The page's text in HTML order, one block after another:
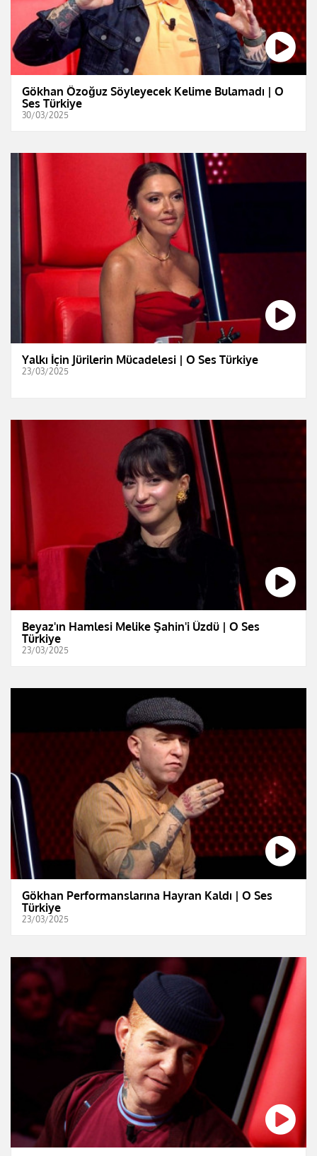
Gökhan Özoğuz Söyleyecek Kelime Bulamadı | O
Ses Türkiye
30/03/2025
Yalkı İçin Jürilerin Mücadelesi | O Ses Türkiye
23/03/2025
Beyaz'ın Hamlesi Melike Şahin'i Üzdü | O Ses
Türkiye
23/03/2025
Gökhan Performanslarına Hayran Kaldı | O Ses
Türkiye
23/03/2025